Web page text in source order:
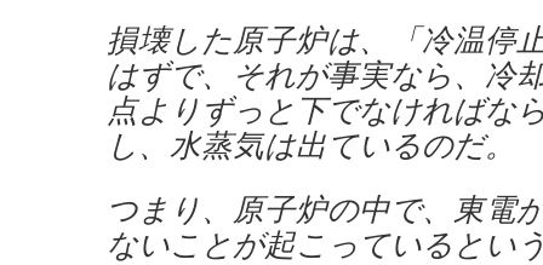
損壊した原子炉は、「冷温停
はずで、それが事実なら、冷
点よりずっと下でなければな
し、水蒸気は出ているのだ。
つまり、原子炉の中で、東電
ないことが起こっているとい